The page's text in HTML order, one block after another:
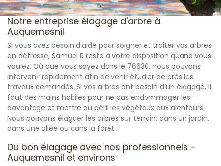
Notre entreprise élagage d'arbre à
Auquemesnil
Si vous avez besoin d’aide pour soigner et traiter vos arbres
en détresse, Samuel R reste à votre disposition quand vous
voulez. Où que vous soyez dans le 76630, nous pouvons
intervenir rapidement afin de venir étudier de près les
travaux demandés. Si vos arbres ont besoin d’un élagage, il
faut des mains habiles pour ne pas endommager les
davantage et mettre au péril les végétaux aux alentours.
Nous pouvons élaguer les arbres sur terrain, dans un jardin,
dans une allée ou dans la forêt.
Du bon élagage avec nos professionnels –
Auquemesnil et environs